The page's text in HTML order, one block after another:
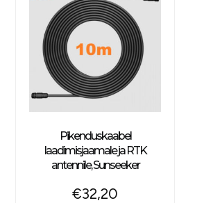
Pikenduskaabel
laadimisjaamale ja RTK
antennile, Sunseeker
€32,20